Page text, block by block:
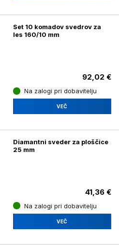
Set 10 komadov svedrov za
les 160/10 mm
92,02 €
Na zalogi pri dobavitelju
VEČ
Diamantni sveder za ploščice
25 mm
41,36 €
Na zalogi pri dobavitelju
VEČ